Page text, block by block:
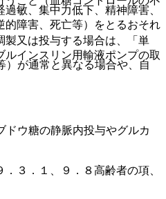
又は投与する場合は、「単
インスリン用輸液ポンプの取
敏、集中力低下、精神障害、
的障害、死亡等）をとるおそれ
が通常と異なる場合や、自
ウ糖の静脈内投与やグルカ
３．１、９．８高齢者の項、